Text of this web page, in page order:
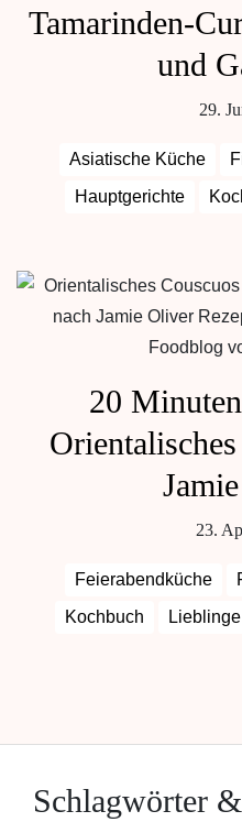
Tamarinden-
und
29.
Asiatische Küche
Hauptgerichte
20
23.
Feierabendküche
Kochbuch
Lieblinge
Schlagwörter